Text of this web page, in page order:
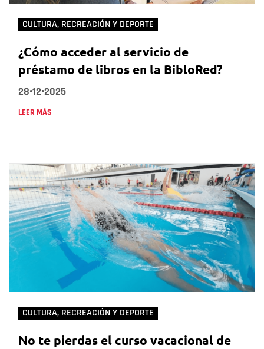
CULTURA, RECREACIÓN Y DEPORTE
¿Cómo acceder al servicio de
préstamo de libros en la BibloRed?
28•12•2025
LEER MÁS
CULTURA, RECREACIÓN Y DEPORTE
No te pierdas el curso vacacional de